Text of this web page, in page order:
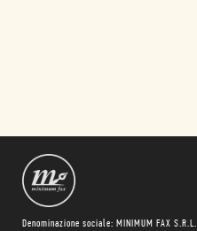
Denominazione sociale: MINIMUM FAX S.R.L.